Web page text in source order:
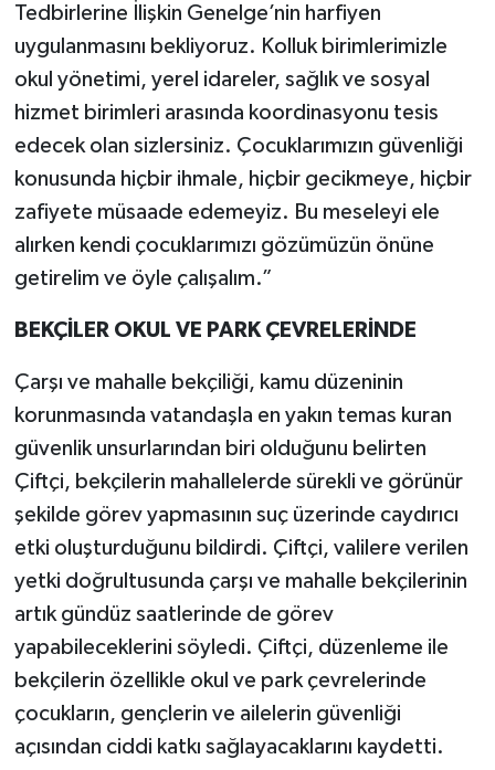
Tedbirlerine İlişkin Genelge’nin harfiyen
uygulanmasını bekliyoruz. Kolluk birimlerimizle
okul yönetimi, yerel idareler, sağlık ve sosyal
hizmet birimleri arasında koordinasyonu tesis
edecek olan sizlersiniz. Çocuklarımızın güvenliği
konusunda hiçbir ihmale, hiçbir gecikmeye, hiçbir
zafiyete müsaade edemeyiz. Bu meseleyi ele
alırken kendi çocuklarımızı gözümüzün önüne
getirelim ve öyle çalışalım.”
BEKÇİLER OKUL VE PARK ÇEVRELERİNDE
Çarşı ve mahalle bekçiliği, kamu düzeninin
korunmasında vatandaşla en yakın temas kuran
güvenlik unsurlarından biri olduğunu belirten
Çiftçi, bekçilerin mahallelerde sürekli ve görünür
şekilde görev yapmasının suç üzerinde caydırıcı
etki oluşturduğunu bildirdi. Çiftçi, valilere verilen
yetki doğrultusunda çarşı ve mahalle bekçilerinin
artık gündüz saatlerinde de görev
yapabileceklerini söyledi. Çiftçi, düzenleme ile
bekçilerin özellikle okul ve park çevrelerinde
çocukların, gençlerin ve ailelerin güvenliği
açısından ciddi katkı sağlayacaklarını kaydetti.